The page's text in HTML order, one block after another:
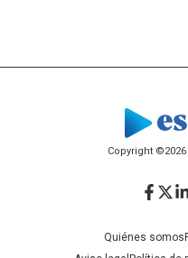
Copyright ©2026
Quiénes somos